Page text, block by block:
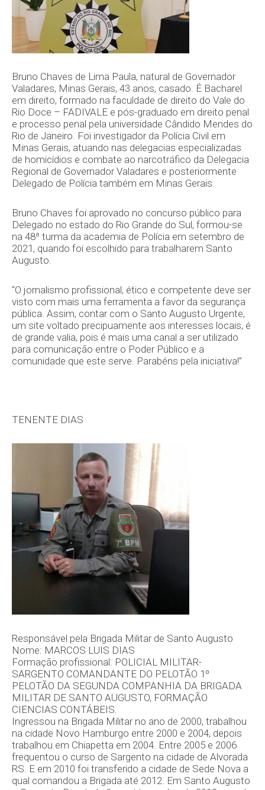
Bruno Chaves de Lima Paula, natural de Governador
Valadares, Minas Gerais, 43 anos, casado. É Bacharel
em direito, formado na faculdade de direito do Vale do
Rio Doce – FADIVALE e pós-graduado em direito penal
e processo penal pela universidade Cândido Mendes do
Rio de Janeiro. Foi investigador da Polícia Civil em
Minas Gerais, atuando nas delegacias especializadas
de homicídios e combate ao narcotráfico da Delegacia
Regional de Governador Valadares e posteriormente
Delegado de Polícia também em Minas Gerais.
Bruno Chaves foi aprovado no concurso público para
Delegado no estado do Rio Grande do Sul, formou-se
na 48ª turma da academia de Polícia em setembro de
2021, quando foi escolhido para trabalharem Santo
Augusto.
“O jornalismo profissional, ético e competente deve ser
visto com mais uma ferramenta a favor da segurança
pública. Assim, contar com o Santo Augusto Urgente,
um site voltado precipuamente aos interesses locais, é
de grande valia, pois é mais uma canal a ser utilizado
para comunicação entre o Poder Público e a
comunidade que este serve. Parabéns pela iniciativa!”
TENENTE DIAS
Responsável pela Brigada Militar de Santo Augusto
Nome: MARCOS LUIS DIAS
Formação profissional: POLICIAL MILITAR-
SARGENTO COMANDANTE DO PELOTÃO 1º
PELOTÃO DA SEGUNDA COMPANHIA DA BRIGADA
MILITAR DE SANTO AUGUSTO, FORMAÇÃO
CIENCIAS CONTÁBEIS.
Ingressou na Brigada Militar no ano de 2000, trabalhou
na cidade Novo Hamburgo entre 2000 e 2004, depois
trabalhou em Chiapetta em 2004. Entre 2005 e 2006
frequentou o curso de Sargento na cidade de Alvorada
RS. E em 2010 foi transferido a cidade de Sede Nova a
qual comandou a Brigada até 2012. Em Santo Augusto